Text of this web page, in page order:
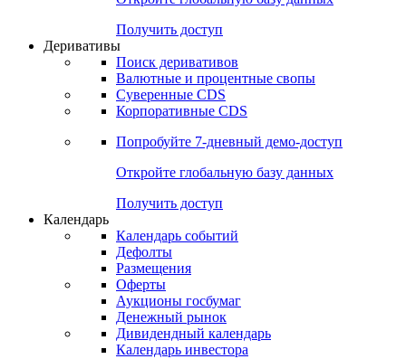
Получить доступ
Деривативы
Поиск деривативов
Валютные и процентные свопы
Суверенные CDS
Корпоративные CDS
Попробуйте 7-дневный демо-доступ
Откройте глобальную базу данных
Получить доступ
Календарь
Календарь событий
Дефолты
Размещения
Оферты
Аукционы госбумаг
Денежный рынок
Дивидендный календарь
Календарь инвестора